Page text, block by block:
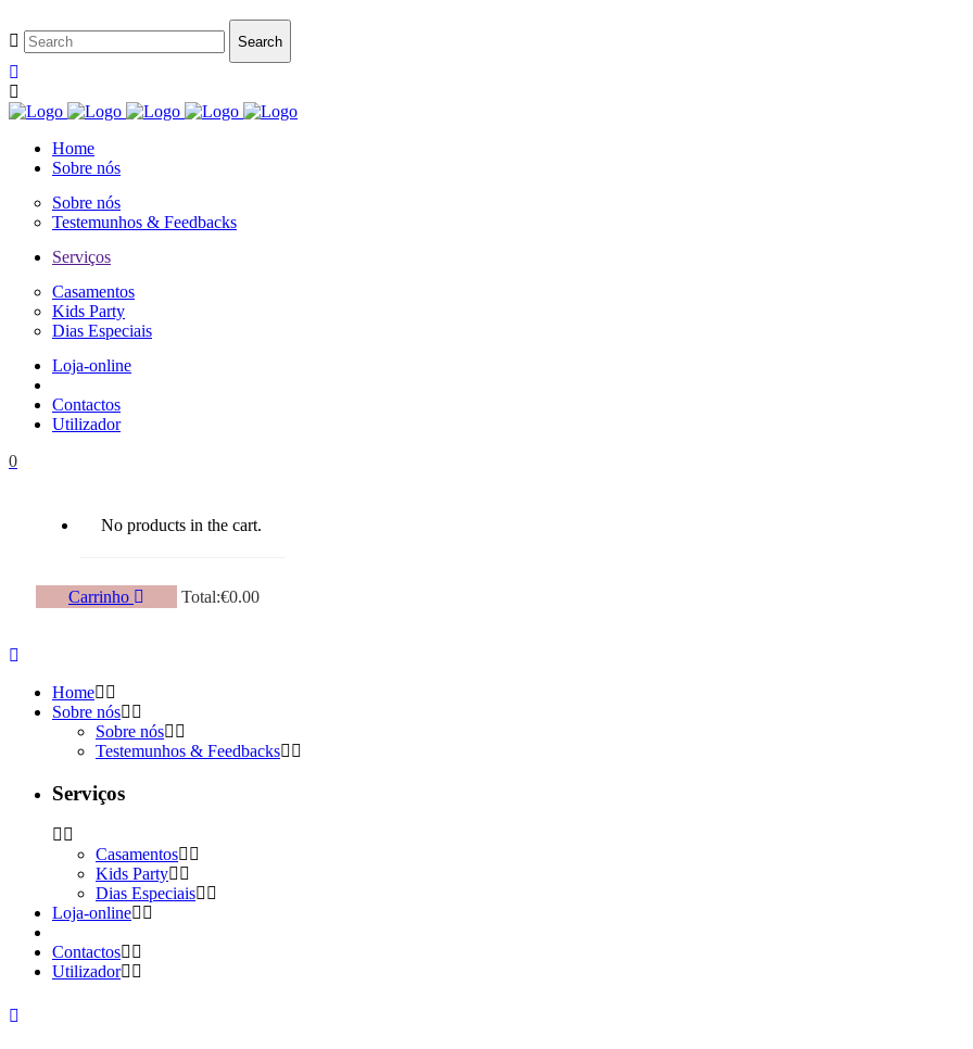
Home
Sobre nós
Sobre nós
Testemunhos & Feedbacks
Serviços
Casamentos
Kids Party
Dias Especiais
Loja-online
Contactos
Utilizador
0
No products in the cart.
Carrinho Total:€0.00
Home
Sobre nós
Sobre nós
Testemunhos & Feedbacks
Serviços
Casamentos
Kids Party
Dias Especiais
Loja-online
Contactos
Utilizador